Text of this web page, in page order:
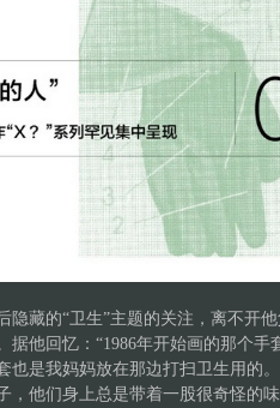
隐藏的“卫生”主题的关注，离不开
据他回忆：“1986年开始画的那个手
也是我妈妈放在那边打扫卫生用的
，他们身上总是带着一股很奇怪的